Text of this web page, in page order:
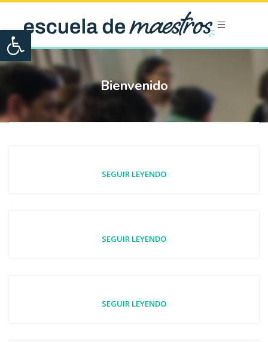
Open toolbar
Bienvenido
SEGUIR LEYENDO
SEGUIR LEYENDO
SEGUIR LEYENDO